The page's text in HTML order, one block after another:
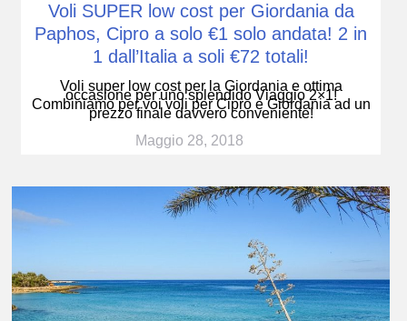
Voli SUPER low cost per Giordania da
Paphos, Cipro a solo €1 solo andata! 2 in
1 dall’Italia a soli €72 totali!
Voli super low cost per la Giordania e ottima
occasione per uno splendido Viaggio 2×1!
Combiniamo per voi voli per Cipro e Giordania ad un
prezzo finale davvero conveniente!
Maggio 28, 2018